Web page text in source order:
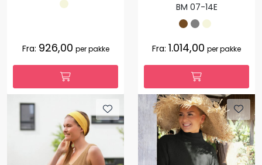
Fra: 926,00 per pakke
BM 07-14E
Fra: 1.014,00 per pakke